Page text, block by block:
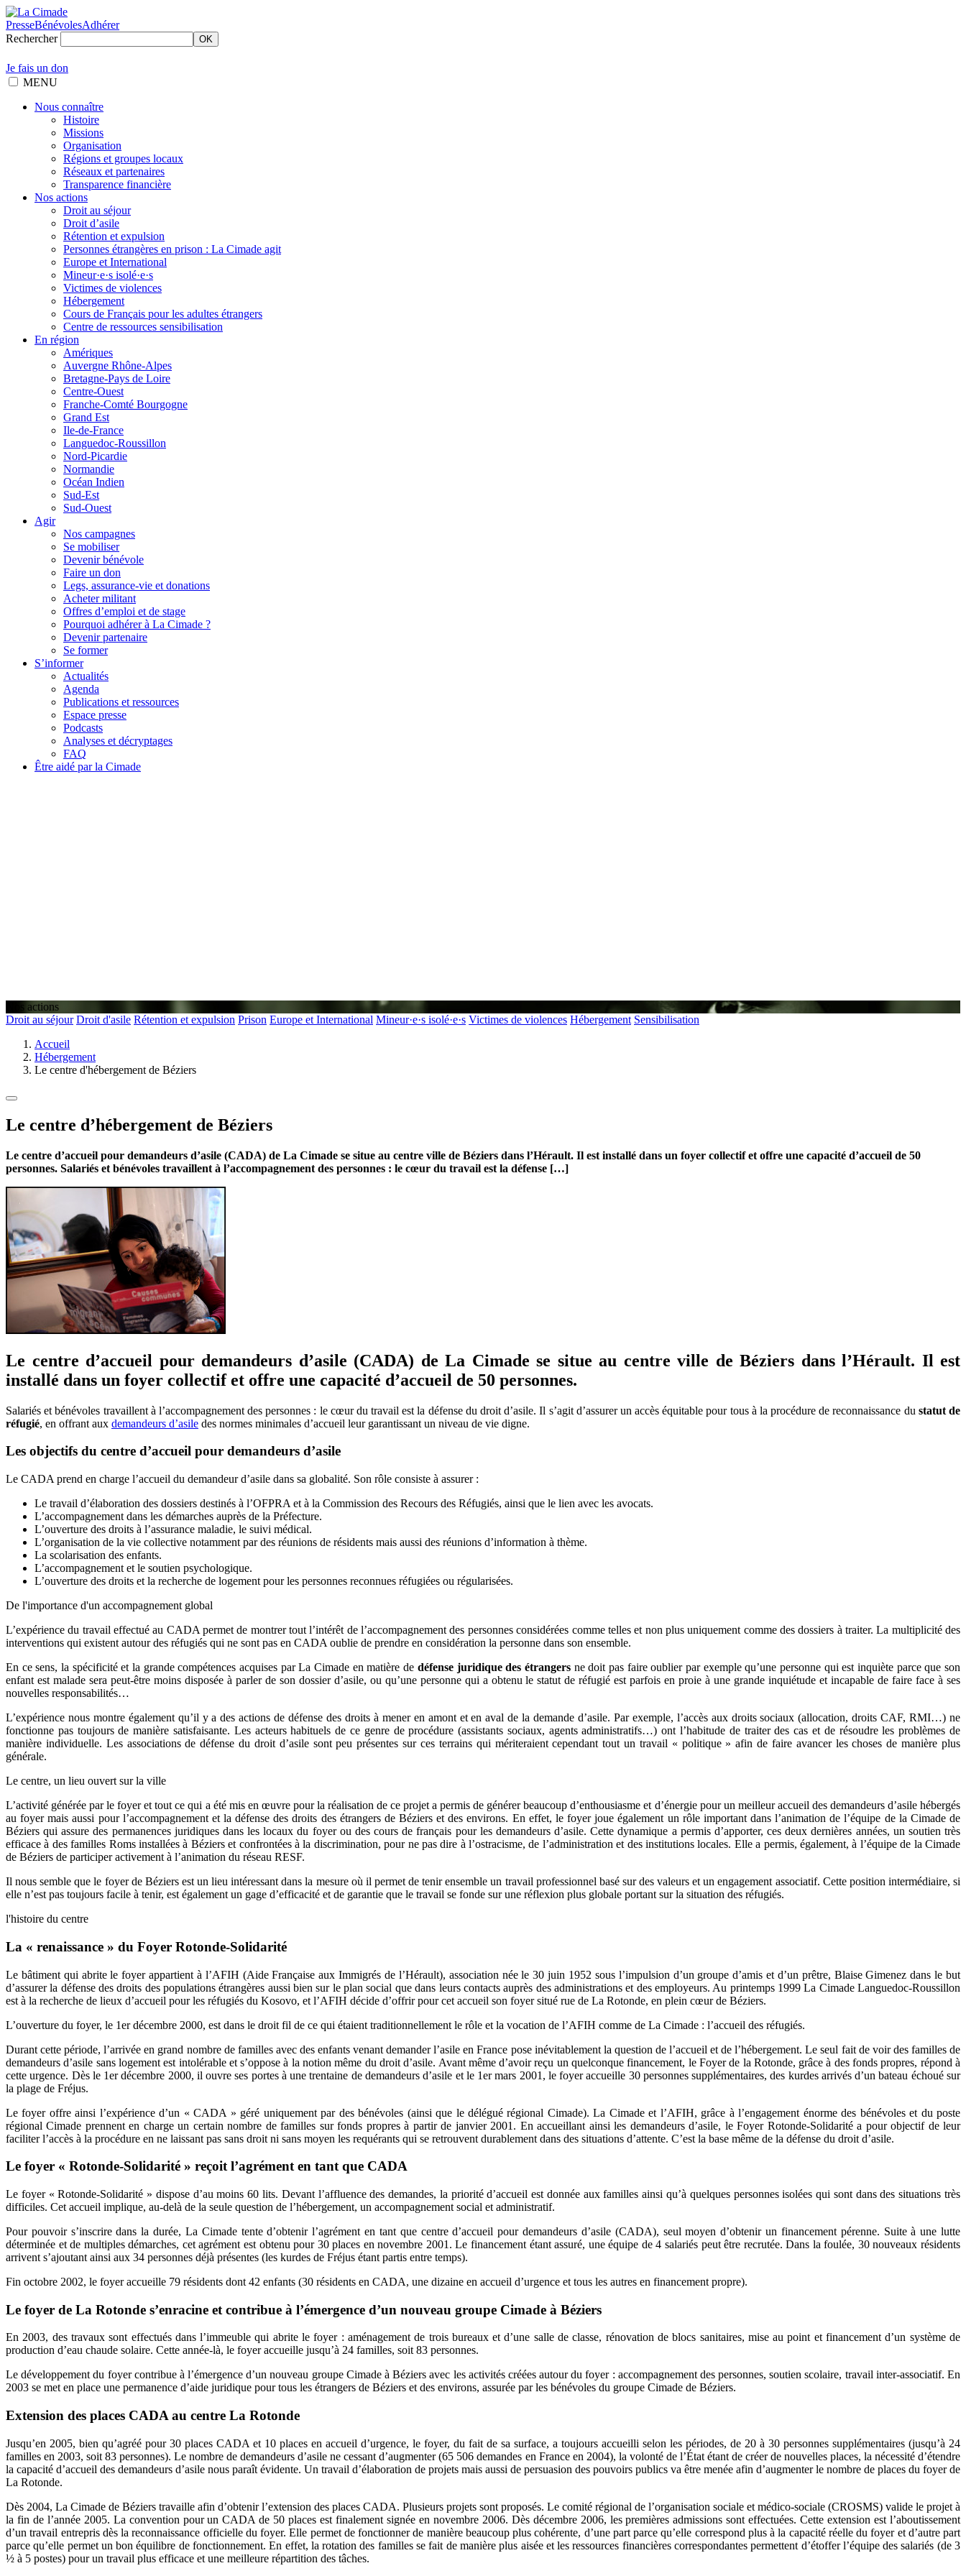
PresseBénévolesAdhérer
Rechercher
OK
Je fais un don
MENU
Nous connaître
Histoire
Missions
Organisation
Régions et groupes locaux
Réseaux et partenaires
Transparence financière
Nos actions
Droit au séjour
Droit d’asile
Rétention et expulsion
Personnes étrangères en prison : La Cimade agit
Europe et International
Mineur·e·s isolé·e·s
Victimes de violences
Hébergement
Cours de Français pour les adultes étrangers
Centre de ressources sensibilisation
En région
Amériques
Auvergne Rhône-Alpes
Bretagne-Pays de Loire
Centre-Ouest
Franche-Comté Bourgogne
Grand Est
Ile-de-France
Languedoc-Roussillon
Nord-Picardie
Normandie
Océan Indien
Sud-Est
Sud-Ouest
Agir
Nos campagnes
Se mobiliser
Devenir bénévole
Faire un don
Legs, assurance-vie et donations
Acheter militant
Offres d’emploi et de stage
Pourquoi adhérer à La Cimade ?
Devenir partenaire
Se former
S’informer
Actualités
Agenda
Publications et ressources
Espace presse
Podcasts
Analyses et décryptages
FAQ
Être aidé par la Cimade
Nos actions
Droit au séjour Droit d'asile Rétention et expulsion Prison Europe et International Mineur·e·s isolé·e·s Victimes de violences Hébergement Sensibilisation
Accueil
Hébergement
Le centre d'hébergement de Béziers
Le centre d’hébergement de Béziers
Le centre d’accueil pour demandeurs d’asile (CADA) de La Cimade se situe au centre ville de Béziers dans l’Hérault. Il est installé dans un foyer collectif et offre une capacité d’accueil de 50
personnes. Salariés et bénévoles travaillent à l’accompagnement des personnes : le cœur du travail est la défense […]
Le centre d’accueil pour demandeurs d’asile (CADA) de La Cimade se situe au centre ville de Béziers dans l’Hérault. Il est
installé dans un foyer collectif et offre une capacité d’accueil de 50 personnes.
Salariés et bénévoles travaillent à l’accompagnement des personnes : le cœur du travail est la défense du droit d’asile. Il s’agit d’assurer un accès équitable pour tous à la procédure de reconnaissance du statut de
réfugié, en offrant aux demandeurs d’asile des normes minimales d’accueil leur garantissant un niveau de vie digne.
Les objectifs du centre d’accueil pour demandeurs d’asile
Le CADA prend en charge l’accueil du demandeur d’asile dans sa globalité. Son rôle consiste à assurer :
Le travail d’élaboration des dossiers destinés à l’OFPRA et à la Commission des Recours des Réfugiés, ainsi que le lien avec les avocats.
L’accompagnement dans les démarches auprès de la Préfecture.
L’ouverture des droits à l’assurance maladie, le suivi médical.
L’organisation de la vie collective notamment par des réunions de résidents mais aussi des réunions d’information à thème.
La scolarisation des enfants.
L’accompagnement et le soutien psychologique.
L’ouverture des droits et la recherche de logement pour les personnes reconnues réfugiées ou régularisées.
De l'importance d'un accompagnement global
L’expérience du travail effectué au CADA permet de montrer tout l’intérêt de l’accompagnement des personnes considérées comme telles et non plus uniquement comme des dossiers à traiter. La multiplicité des
interventions qui existent autour des réfugiés qui ne sont pas en CADA oublie de prendre en considération la personne dans son ensemble.
En ce sens, la spécificité et la grande compétences acquises par La Cimade en matière de défense juridique des étrangersne doit pas faire oublier par exemple qu’une personne qui est inquiète parce que son
enfant est malade sera peut-être moins disposée à parler de son dossier d’asile, ou qu’une personne qui a obtenu le statut de réfugié est parfois en proie à une grande inquiétude et incapable de faire face à ses
nouvelles responsabilités…
L’expérience nous montre également qu’il y a des actions de défense des droits à mener en amont et en aval de la demande d’asile. Par exemple, l’accès aux droits sociaux (allocation, droits CAF, RMI…) ne
fonctionne pas toujours de manière satisfaisante. Les acteurs habituels de ce genre de procédure (assistants sociaux, agents administratifs…) ont l’habitude de traiter des cas et de résoudre les problèmes de
manière individuelle. Les associations de défense du droit d’asile sont peu présentes sur ces terrains qui mériteraient cependant tout un travail « politique » afin de faire avancer les choses de manière plus
générale.
Le centre, un lieu ouvert sur la ville
L’activité générée par le foyer et tout ce qui a été mis en œuvre pour la réalisation de ce projet a permis de générer beaucoup d’enthousiasme et d’énergie pour un meilleur accueil des demandeurs d’asile hébergés
au foyer mais aussi pour l’accompagnement et la défense des droits des étrangers de Béziers et des environs. En effet, le foyer joue également un rôle important dans l’animation de l’équipe de la Cimade de
Béziers qui assure des permanences juridiques dans les locaux du foyer ou des cours de français pour les demandeurs d’asile. Cette dynamique a permis d’apporter, ces deux dernières années, un soutien très
efficace à des familles Roms installées à Béziers et confrontées à la discrimination, pour ne pas dire à l’ostracisme, de l’administration et des institutions locales. Elle a permis, également, à l’équipe de la Cimade
de Béziers de participer activement à l’animation du réseau RESF.
Il nous semble que le foyer de Béziers est un lieu intéressant dans la mesure où il permet de tenir ensemble un travail professionnel basé sur des valeurs et un engagement associatif. Cette position intermédiaire, si
elle n’est pas toujours facile à tenir, est également un gage d’efficacité et de garantie que le travail se fonde sur une réflexion plus globale portant sur la situation des réfugiés.
l'histoire du centre
La « renaissance » du Foyer Rotonde-Solidarité
Le bâtiment qui abrite le foyer appartient à l’AFIH (Aide Française aux Immigrés de l’Hérault), association née le 30 juin 1952 sous l’impulsion d’un groupe d’amis et d’un prêtre, Blaise Gimenez dans le but
d’assurer la défense des droits des populations étrangères aussi bien sur le plan social que dans leurs contacts auprès des administrations et des employeurs. Au printemps 1999 La Cimade Languedoc-Roussillon
est à la recherche de lieux d’accueil pour les réfugiés du Kosovo, et l’AFIH décide d’offrir pour cet accueil son foyer situé rue de La Rotonde, en plein cœur de Béziers.
L’ouverture du foyer, le 1er décembre 2000, est dans le droit fil de ce qui étaient traditionnellement le rôle et la vocation de l’AFIH comme de La Cimade : l’accueil des réfugiés.
Durant cette période, l’arrivée en grand nombre de familles avec des enfants venant demander l’asile en France pose inévitablement la question de l’accueil et de l’hébergement. Le seul fait de voir des familles de
demandeurs d’asile sans logement est intolérable et s’oppose à la notion même du droit d’asile. Avant même d’avoir reçu un quelconque financement, le Foyer de la Rotonde, grâce à des fonds propres, répond à
cette urgence. Dès le 1er décembre 2000, il ouvre ses portes à une trentaine de demandeurs d’asile et le 1er mars 2001, le foyer accueille 30 personnes supplémentaires, des kurdes arrivés d’un bateau échoué sur
la plage de Fréjus.
Le foyer offre ainsi l’expérience d’un « CADA » géré uniquement par des bénévoles (ainsi que le délégué régional Cimade). La Cimade et l’AFIH, grâce à l’engagement énorme des bénévoles et du poste
régional Cimade prennent en charge un certain nombre de familles sur fonds propres à partir de janvier 2001. En accueillant ainsi les demandeurs d’asile, le Foyer Rotonde-Solidarité a pour objectif de leur
faciliter l’accès à la procédure en ne laissant pas sans droit ni sans moyen les requérants qui se retrouvent durablement dans des situations d’attente. C’est la base même de la défense du droit d’asile.
Le foyer « Rotonde-Solidarité » reçoit l’agrément en tant que CADA
Le foyer « Rotonde-Solidarité » dispose d’au moins 60 lits. Devant l’affluence des demandes, la priorité d’accueil est donnée aux familles ainsi qu’à quelques personnes isolées qui sont dans des situations très
difficiles. Cet accueil implique, au-delà de la seule question de l’hébergement, un accompagnement social et administratif.
Pour pouvoir s’inscrire dans la durée, La Cimade tente d’obtenir l’agrément en tant que centre d’accueil pour demandeurs d’asile (CADA), seul moyen d’obtenir un financement pérenne. Suite à une lutte
déterminée et de multiples démarches, cet agrément est obtenu pour 30 places en novembre 2001. Le financement étant assuré, une équipe de 4 salariés peut être recrutée. Dans la foulée, 30 nouveaux résidents
arrivent s’ajoutant ainsi aux 34 personnes déjà présentes (les kurdes de Fréjus étant partis entre temps).
Fin octobre 2002, le foyer accueille 79 résidents dont 42 enfants (30 résidents en CADA, une dizaine en accueil d’urgence et tous les autres en financement propre).
Le foyer de La Rotonde s’enracine et contribue à l’émergence d’un nouveau groupe Cimade à Béziers
En 2003, des travaux sont effectués dans l’immeuble qui abrite le foyer : aménagement de trois bureaux et d’une salle de classe, rénovation de blocs sanitaires, mise au point et financement d’un système de
production d’eau chaude solaire. Cette année-là, le foyer accueille jusqu’à 24 familles, soit 83 personnes.
Le développement du foyer contribue à l’émergence d’un nouveau groupe Cimade à Béziers avec les activités créées autour du foyer : accompagnement des personnes, soutien scolaire, travail inter-associatif. En
2003 se met en place une permanence d’aide juridique pour tous les étrangers de Béziers et des environs, assurée par les bénévoles du groupe Cimade de Béziers.
Extension des places CADA au centre La Rotonde
Jusqu’en 2005, bien qu’agréé pour 30 places CADA et 10 places en accueil d’urgence, le foyer, du fait de sa surface, a toujours accueilli selon les périodes, de 20 à 30 personnes supplémentaires (jusqu’à 24
familles en 2003, soit 83 personnes). Le nombre de demandeurs d’asile ne cessant d’augmenter (65 506 demandes en France en 2004), la volonté de l’État étant de créer de nouvelles places, la nécessité d’étendre
la capacité d’accueil des demandeurs d’asile nous paraît évidente. Un travail d’élaboration de projets mais aussi de persuasion des pouvoirs publics va être menée afin d’augmenter le nombre de places du foyer de
La Rotonde.
Dès 2004, La Cimade de Béziers travaille afin d’obtenir l’extension des places CADA. Plusieurs projets sont proposés. Le comité régional de l’organisation sociale et médico-sociale (CROSMS) valide le projet à
la fin de l’année 2005. La convention pour un CADA de 50 places est finalement signée en novembre 2006. Dès décembre 2006, les premières admissions sont effectuées. Cette extension est l’aboutissement
d’un travail entrepris dès la reconnaissance officielle du foyer. Elle permet de fonctionner de manière beaucoup plus cohérente, d’une part parce qu’elle correspond plus à la capacité réelle du foyer et d’autre part
parce qu’elle permet un bon équilibre de fonctionnement. En effet, la rotation des familles se fait de manière plus aisée et les ressources financières correspondantes permettent d’étoffer l’équipe des salariés (de 3
½ à 5 postes) pour un travail plus efficace et une meilleure répartition des tâches.